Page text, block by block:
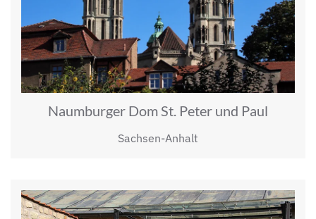
Naumburger Dom St. Peter und Paul
Sachsen-Anhalt